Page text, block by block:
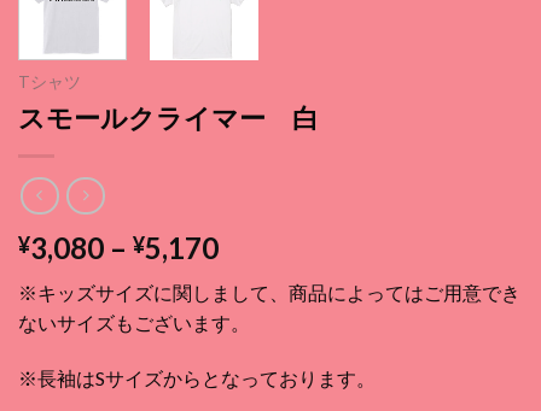
Tシャツ
スモールクライマー 白
¥3,080 – ¥5,170価
帯:
¥3,080
–
¥5,170
※キッズサイズに関しまして、商品によってはご用意でき
ないサイズもございます。
※長袖はSサイズからとなっております。